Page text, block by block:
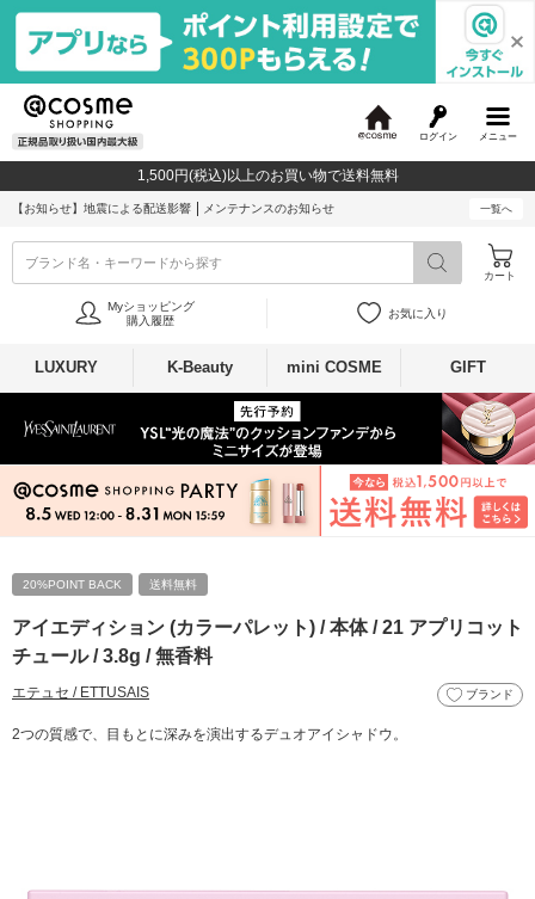
メニュー
ログイン
c
o
1,500円(税込)以上のお買い物で送料無料
【お知らせ】 地震による配送影響 メンテナンスのお知らせ 一覧へ
ブランド名・キーワードから探す
カート
Myショッピング
購入履歴
お気に入り
LUXURY K-Beauty mini COSME GIFT
20%POINT BACK 送料無料
アイエディション (カラーパレット) / 本体 / 21 アプリコット
チュール / 3.8g / 無香料
エテュセ / ETTUSAIS ブランド
2つの質感で、目もとに深みを演出するデュオアイシャドウ。